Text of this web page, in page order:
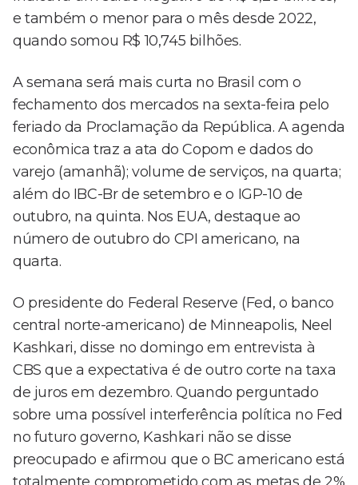
e também o menor para o mês desde 2022,
quando somou R$ 10,745 bilhões.
A semana será mais curta no Brasil com o
fechamento dos mercados na sexta-feira pelo
feriado da Proclamação da República. A agenda
econômica traz a ata do Copom e dados do
varejo (amanhã); volume de serviços, na quarta;
além do IBC-Br de setembro e o IGP-10 de
outubro, na quinta. Nos EUA, destaque ao
número de outubro do CPI americano, na
quarta.
O presidente do Federal Reserve (Fed, o banco
central norte-americano) de Minneapolis, Neel
Kashkari, disse no domingo em entrevista à
CBS que a expectativa é de outro corte na taxa
de juros em dezembro. Quando perguntado
sobre uma possível interferência política no Fed
no futuro governo, Kashkari não se disse
preocupado e afirmou que o BC americano está